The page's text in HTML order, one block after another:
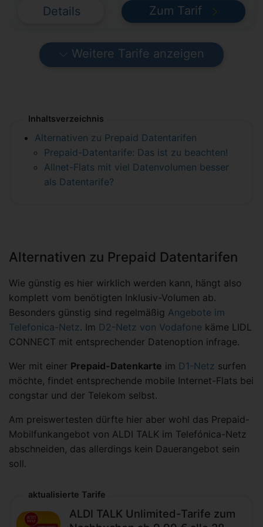
Details Zum Tarif
Weitere Tarife anzeigen
Inhaltsverzeichnis
Alternativen zu Prepaid Datentarifen
Prepaid-Datentarife: Das ist zu beachten!
Allnet-Flats mit viel Datenvolumen besser
als Datentarife?
Alternativen zu Prepaid Datentarifen
Wie günstig es hier wirklich werden kann, hängt also
komplett vom benötigten Inklusiv-Volumen ab.
Besonders günstig sind regelmäßig Angebote im
Telefonica-Netz . Im D2-Netz von Vodafone käme LIDL
CONNECT mit entsprechender Datenoption infrage.
Wer mit einer Prepaid-Datenkarte im D1-Netz surfen
möchte, findet entsprechende mobile Internet-Flats bei
congstar und der Telekom selbst.
Am preiswertesten dürfte hier aber wohl das Prepaid-
Mobilfunkangebot von ALDI TALK im Telefónica-Netz
abschneiden, das allerdings kein Dauerangebot sein
soll.
aktualisierte Tarife
ALDI TALK Unlimited-Tarife zum